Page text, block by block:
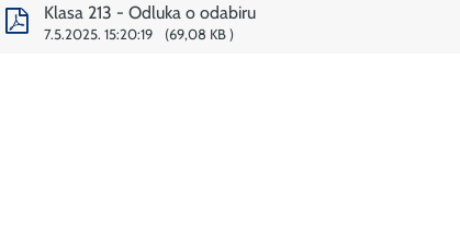
Klasa 213 - Odluka o odabiru
7.5.2025. 15:20:19 69,08 KB